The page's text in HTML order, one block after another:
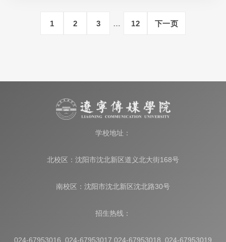
1 2 3 … 12 下一页
学校地址：
北校区：沈阳市沈北新区道义北大街168号
南校区：沈阳市沈北新区沈北路30号
招生热线：
024-67953016 024-67953017 024-67953018 024-67953019